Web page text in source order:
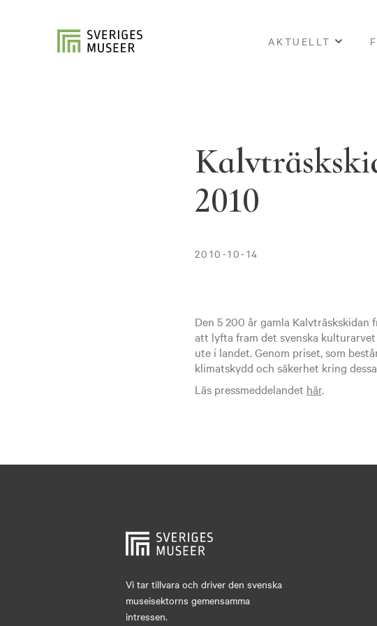
AKTUELLT
2010
2010-10-14
Den 5 200 år gamla
att lyfta fram det svenska
ute i landet. Genom priset, som
klimatskydd och säkerhet kring
Läs pressmeddelandet här.
Vi tar tillvara och driver den svenska
museisektorns gemensamma
intressen.